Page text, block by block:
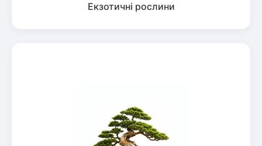
Екзотичні рослини